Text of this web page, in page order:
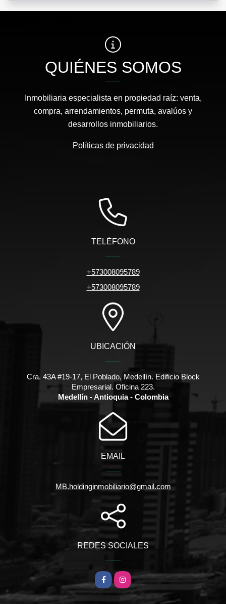
QUIÉNES SOMOS
Inmobiliaria especialista en propiedad raíz: venta,
compra, arrendamientos, permuta, avalúos y
desarrollos inmobiliarios.
Políticas de privacidad
TELÉFONO
+573008095789
+573008095789
UBICACIÓN
Cra. 43A #19-17, El Poblado, Medellín. Edificio Block
Empresarial. Oficina 223.
Medellín - Antioquia - Colombia
EMAIL
MB.holdinginmobiliario@gmail.com
REDES SOCIALES
FacebookInstagram